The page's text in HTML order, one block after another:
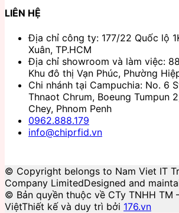
LIÊN HỆ
Địa chỉ công ty: 177/22 Quốc lộ
Xuân, TP.HCM
Địa chỉ showroom và làm việc:
Khu đô thị Vạn Phúc, Phường
Chi nhánh tại Campuchia: No. 6
Thnaot Chrum, Boeung Tumpun
Chey, Phnom Penh
0962.888.179
info@chiprfid.vn
© Copyright belongs to Nam Viet IT
Company LimitedDesigned and
© Bản quyền thuộc về CTy TNHH TM
ViệtThiết kế và duy trì bởi 176.vn